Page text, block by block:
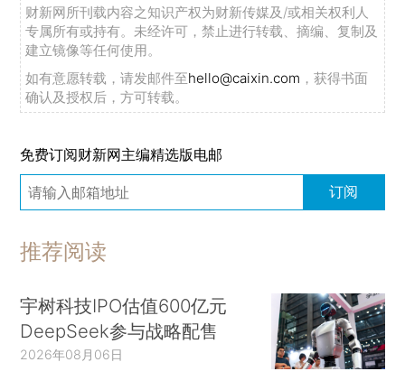
财新网所刊载内容之知识产权为财新传媒及/或相关权利人
专属所有或持有。未经许可，禁止进行转载、摘编、复制及
建立镜像等任何使用。
如有意愿转载，请发邮件至hello@caixin.com ，获得书面
确认及授权后，方可转载。
免费订阅财新网主编精选版电邮
订阅
推荐阅读
宇树科技IPO估值600亿元
DeepSeek参与战略配售
2026年08月06日